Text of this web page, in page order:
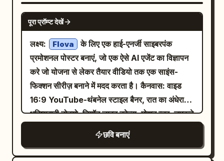
एक Baroque संगीतकार का विस्तृत नक्काशीदार पोर्ट्रेट,
सामने का तीन-चौथाई दृश्य, पाउडर वाला घुंघराले विग,
गंभीर अभिव्यक्ति, सुनहरी कढ़ाई वाला अलंकृत गहरा कोट।
उसके बालों के बाईं ओर सियान रिम लाइट और दाईं ओर
मैजेंटा रिम लाइट जोड़ें, उसके सिर के पीछे एक पतला
सुनहरा प्रभामंडल या रेडियल मापन आर्क हो। पोर्ट्रेट के
पास छोटे हस्तलिखित शुरुआती अक्षर “G. P. T.” और एक
छोटा सुनहरा मुकुट स्केच शामिल करें। दाईं ओर का
कोलाज: ठीक 7 मुख्य साक्ष्य तत्वों का उपयोग करें: 1) ऊपरी
दाईं ओर शीट संगीत, काले सेंसर बार, लाल सुधार के निशान
और “CORRECCIONES” पढ़ने वाली लाल मुहर के
शैलो डेप्थ ऑफ फील्ड और प्रीमियम 50mm पोर्ट्रेट
फोटोग्राफी। आउटपुट के बीच केवल उसके एक्सप्रेशन,
सिर के एंगल, हल्के हैंड जेस्चर और नियोन बैलेंस में बदलाव
करें। प्रत्येक इमेज में केवल एक महिला और एक पोर्ट्रेट
होना चाहिए। कोई ग्रिड, कोलाज, कॉन्टैक्ट शीट, स्प्लिट
स्क्रीन, मल्टीपल पैनल, टेक्स्ट, लोगो, वॉटरमार्क, एक से
अधिक व्यक्ति, एनिमे या CGI लुक नहीं होना चाहिए।
GPT IMAGE 2
पूरा प्रॉम्प्ट देखें
लक्ष्य: Flova
के लिए एक हाई-एनर्जी साइबरपंक
प्रमोशनल पोस्टर बनाएं, जो एक ऐसे AI एजेंट का विज्ञापन
करे जो योजना से लेकर तैयार वीडियो तक एक साइंस-
फिक्शन सीरीज़ बनाने में मदद करता है। कैनवास: वाइड
16:9 YouTube-थंबनेल स्टाइल बैनर, रात का अंधेरा
भविष्यवादी टोक्यो, नियॉन लाइट ट्रेल्स, मोशन ब्लर, चमकते
HUD पैनल, चिंगारियों और सिनेमाई कंट्रास्ट से भरा हुआ।
काले, इलेक्ट्रिक-ब्लू, बैंगनी, नारंगी और पीले रंग के पैलेट
का उपयोग करें जिसमें तीव्र ब्लूम और स्पीड-लाइन प्रभाव
छवि बनाएं